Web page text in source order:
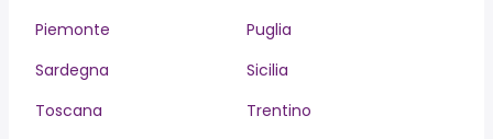
Piemonte
Puglia
Sardegna
Sicilia
Toscana
Trentino